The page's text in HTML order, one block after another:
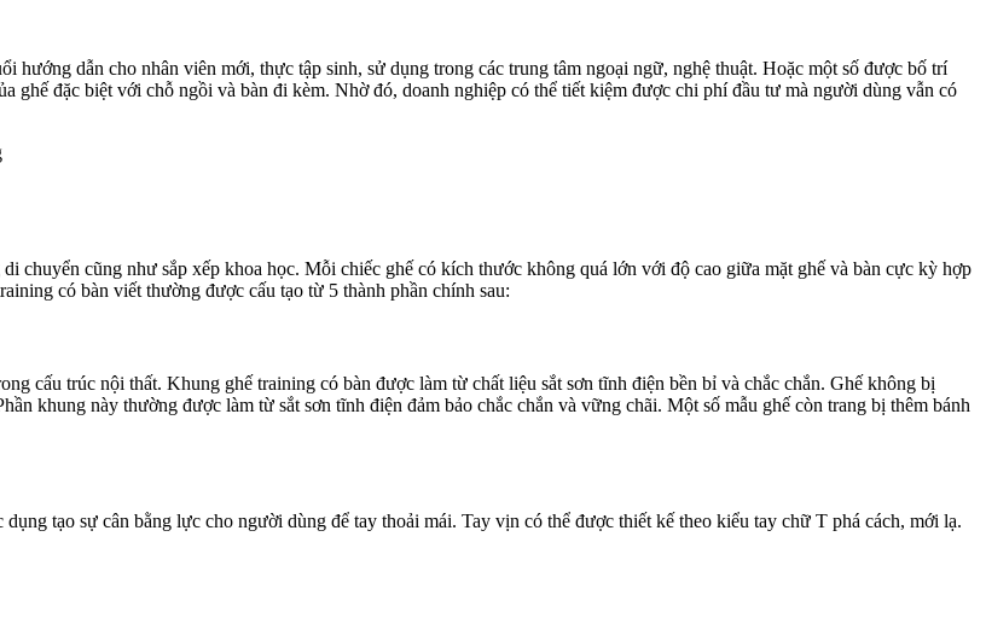
hướng dẫn cho nhân viên mới, thực tập sinh, sử dụng trong các trung tâm ngoại ngữ, nghệ thuật. Hoặc một số được bố trí
ghế đặc biệt với chỗ ngồi và bàn đi kèm. Nhờ đó, doanh nghiệp có thể tiết kiệm được chi phí đầu tư mà người dùng vẫn có
chuyển cũng như sắp xếp khoa học. Mỗi chiếc ghế có kích thước không quá lớn với độ cao giữa mặt ghế và bàn cực kỳ hợp
có bàn viết thường được cấu tạo từ 5 thành phần chính sau:
cấu trúc nội thất. Khung ghế training có bàn được làm từ chất liệu sắt sơn tĩnh điện bền bỉ và chắc chắn. Ghế không bị
khung này thường được làm từ sắt sơn tĩnh điện đảm bảo chắc chắn và vững chãi. Một số mẫu ghế còn trang bị thêm bánh
tạo sự cân bằng lực cho người dùng để tay thoải mái. Tay vịn có thể được thiết kế theo kiểu tay chữ T phá cách, mới lạ.